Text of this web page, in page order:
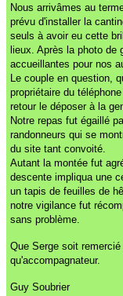
Nous arrivâmes au
prévu d'installer la
seuls à avoir eu cette
lieux. Après la photo de
accueillantes pour nos
Le couple en question,
propriétaire du
retour le déposer à la
Notre repas fut égaillé
randonneurs qui se
du site tant convoité.
Autant la montée fut
descente impliqua une
un tapis de feuilles de
notre vigilance fut
sans problème.
Que Serge soit
qu'accompagnateur.
Guy Soubrier